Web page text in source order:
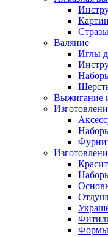
Стразы
Валяние
Иглы
Выжигание
Формы